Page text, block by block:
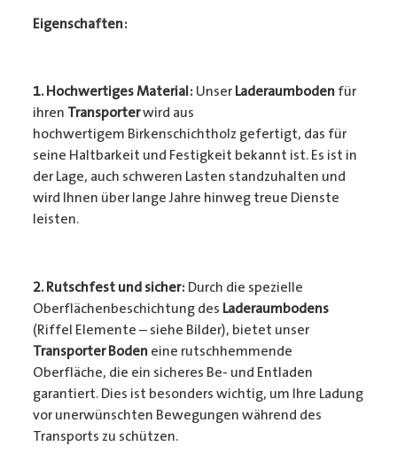
Eigenschaften:
1. Hochwertiges Material: Unser Laderaumbodenfür
ihren Transporterwird aus
hochwertigem Birkenschichtholz gefertigt, das für
seine Haltbarkeit und Festigkeit bekannt ist. Es ist in
der Lage, auch schweren Lasten standzuhalten und
wird Ihnen über lange Jahre hinweg treue Dienste
leisten.
2. Rutschfest und sicher: Durch die spezielle
Oberflächenbeschichtung des Laderaumbodens
(Riffel Elemente – siehe Bilder), bietet unser
Transporter Bodeneine rutschhemmende
Oberfläche, die ein sicheres Be- und Entladen
garantiert. Dies ist besonders wichtig, um Ihre Ladung
vor unerwünschten Bewegungen während des
Transports zu schützen.